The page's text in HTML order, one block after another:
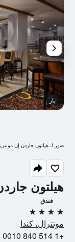
هيلتون
فندق
4 نجوم
مونترال، كندا
+1 514 840 0010
بار
صور لـ هيلتون جاردن إن